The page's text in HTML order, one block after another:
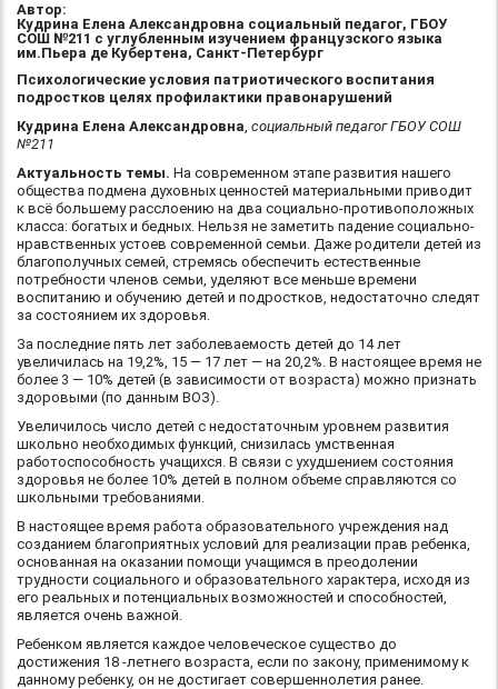
Автор:
Кудрина Елена Александровна социальный педагог, ГБОУ
СОШ №211 с углубленным изучением французского языка
им.Пьера де Кубертена, Санкт-Петербург
Психологические условия патриотического воспитания
подростков целях профилактики правонарушений
Кудрина Елена Александровна, социальный педагог ГБОУ СОШ
№211
Актуальность темы. На современном этапе развития нашего
общества подмена духовных ценностей материальными приводит
к всё большему расслоению на два социально-противоположных
класса: богатых и бедных. Нельзя не заметить падение социально-
нравственных устоев современной семьи. Даже родители детей из
благополучных семей, стремясь обеспечить естественные
потребности членов семьи, уделяют все меньше времени
воспитанию и обучению детей и подростков, недостаточно следят
за состоянием их здоровья.
За последние пять лет заболеваемость детей до 14 лет
увеличилась на 19,2%, 15 — 17 лет — на 20,2%. В настоящее время не
более 3 — 10% детей (в зависимости от возраста) можно признать
здоровыми (по данным ВОЗ).
Увеличилось число детей с недостаточным уровнем развития
школьно необходимых функций, снизилась умственная
работоспособность учащихся. В связи с ухудшением состояния
здоровья не более 10% детей в полном объеме справляются со
школьными требованиями.
В настоящее время работа образовательного учреждения над
созданием благоприятных условий для реализации прав ребенка,
основанная на оказании помощи учащимся в преодолении
трудности социального и образовательного характера, исходя из
его реальных и потенциальных возможностей и способностей,
является очень важной.
Ребенком является каждое человеческое существо до
достижения 18 -летнего возраста, если по закону, применимому к
данному ребенку, он не достигает совершеннолетия ранее.